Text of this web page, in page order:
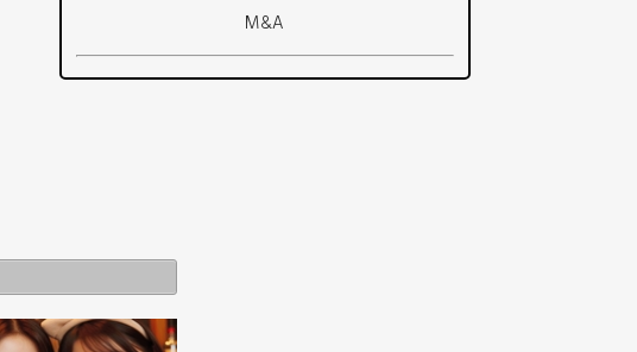
袋井市
掛川市
県警事件・事故
速報
M&A